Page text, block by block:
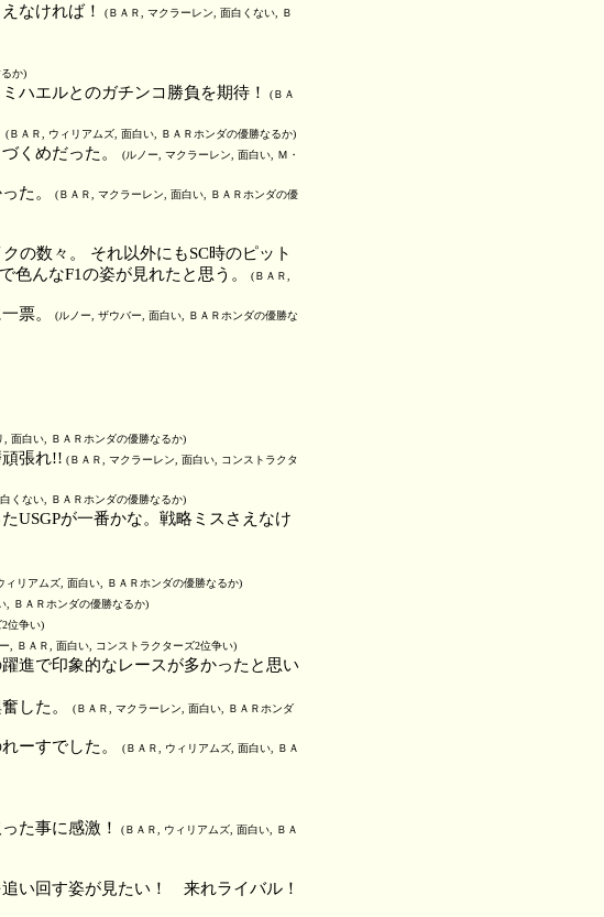
なければ！ (ＢＡＲ, マクラーレン, 面白くない, Ｂ
か)
ハエルとのガチンコ勝負を期待！ (ＢＡ
(ＢＡＲ, ウィリアムズ, 面白い, ＢＡＲホンダの優勝なるか)
くめだった。 (ルノー, マクラーレン, 面白い, Ｍ・
た。
(ＢＡＲ, マクラーレン, 面白い, ＢＡＲホンダの優
の数々。 それ以外にもSC時のピット
色んなF1の姿が見れたと思う。
(ＢＡＲ,
票。
(ルノー, ザウバー, 面白い, ＢＡＲホンダの優勝な
, 面白い, ＢＡＲホンダの優勝なるか)
張れ!! (ＢＡＲ, マクラーレン, 面白い, コンストラクタ
くない, ＢＡＲホンダの優勝なるか)
USGPが一番かな。戦略ミスさえなけ
ィリアムズ, 面白い, ＢＡＲホンダの優勝なるか)
, ＢＡＲホンダの優勝なるか)
位争い)
, ＢＡＲ, 面白い, コンストラクターズ2位争い)
進で印象的なレースが多かったと思い
した。 (ＢＡＲ, マクラーレン, 面白い, ＢＡＲホンダ
ーすでした。
(ＢＡＲ, ウィリアムズ, 面白い, ＢＡ
た事に感激！ (ＢＡＲ, ウィリアムズ, 面白い, ＢＡ
い回す姿が見たい！ 来れライバル！